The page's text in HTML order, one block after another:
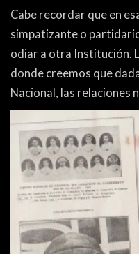
Cabe recordar que en
simpatizante o
odiar a otra Institución.
donde creemos que
Nacional, las relaciones